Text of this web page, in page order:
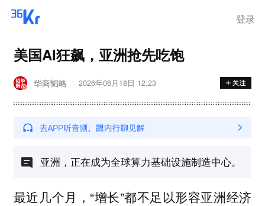
登录
美国AI狂飙，亚洲抢先吃饱
华商韬略 2026年06月18日 12:23
亚洲，正在成为全球算力基础设施制造中心。
最近几个月，“增长”都不足以形容亚洲经济